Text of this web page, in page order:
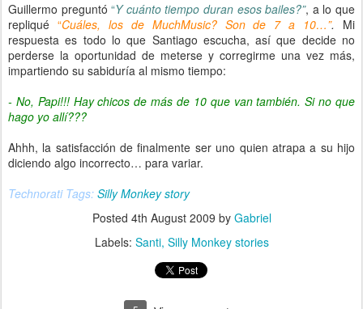
Guillermo preguntó“Y cuánto tiempo duran esos bailes?”, a lo que
repliqué “Cuáles, los de MuchMusic? Son de 7 a 10…”. Mi
respuesta es todo lo que Santiago escucha, así que decide no
perderse la oportunidad de meterse y corregirme una vez más,
impartiendo su sabiduría al mismo tiempo:
- No, Papi!!! Hay chicos de más de 10 que van también. Si no que
hago yo allí???
Ahhh, la satisfacción de finalmente ser uno quien atrapa a su hijo
diciendo algo incorrecto… para variar.
Technorati Tags: Silly Monkey story
Posted 4th August 2009 by Gabriel
Labels: Santi Silly Monkey stories